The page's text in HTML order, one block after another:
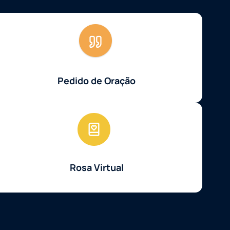
Pedido de Oração
Rosa Virtual